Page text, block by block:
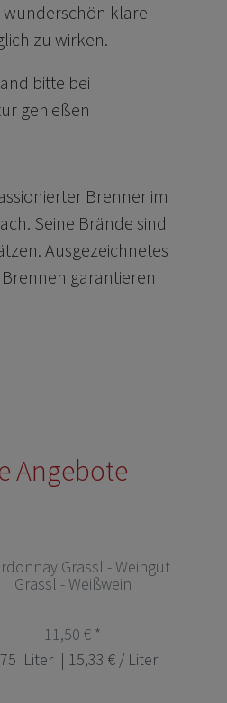
wunderschön klare
zu wirken.
bitte bei
genießen
Brenner im
Seine Brände sind
Ausgezeichnetes
garantieren
Angebote
Grassl - Weingut
Grassl - Weißwein
11,50 € *
Liter | 15,33 € / Liter